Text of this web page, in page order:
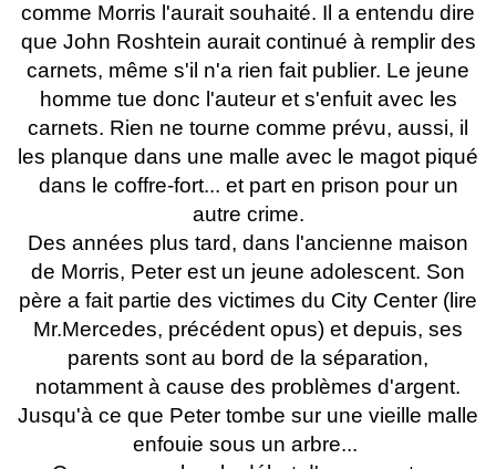
comme Morris l'aurait souhaité. Il a entendu dire
que John Roshtein aurait continué à remplir des
carnets, même s'il n'a rien fait publier. Le jeune
homme tue donc l'auteur et s'enfuit avec les
carnets. Rien ne tourne comme prévu, aussi, il
les planque dans une malle avec le magot piqué
dans le coffre-fort... et part en prison pour un
autre crime.
Des années plus tard, dans l'ancienne maison
de Morris, Peter est un jeune adolescent. Son
père a fait partie des victimes du City Center (lire
Mr.Mercedes, précédent opus) et depuis, ses
parents sont au bord de la séparation,
notamment à cause des problèmes d'argent.
Jusqu'à ce que Peter tombe sur une vieille malle
enfouie sous un arbre...